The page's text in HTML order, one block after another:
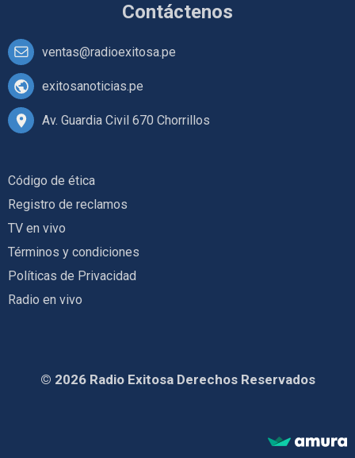
Contáctenos
ventas@radioexitosa.pe
exitosanoticias.pe
Av. Guardia Civil 670 Chorrillos
Código de ética
Registro de reclamos
TV en vivo
Términos y condiciones
Políticas de Privacidad
Radio en vivo
© 2026 Radio Exitosa Derechos Reservados